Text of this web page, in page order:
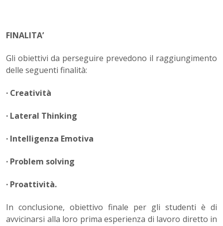
FINALITA’
Gli obiettivi da perseguire prevedono il raggiungimento
delle seguenti finalità:
· Creatività
· Lateral Thinking
· Intelligenza Emotiva
· Problem solving
· Proattività.
In conclusione, obiettivo finale per gli studenti è di
avvicinarsi alla loro prima esperienza di lavoro diretto in